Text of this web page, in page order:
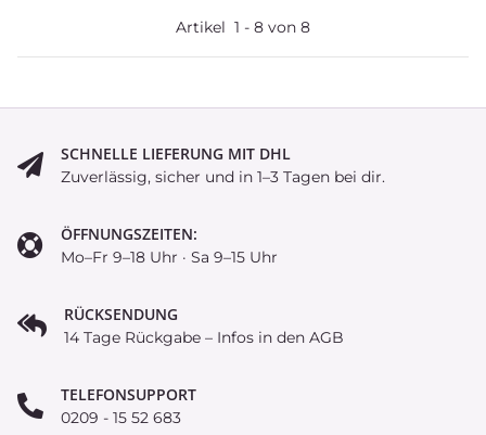
Artikel 1 - 8 von 8
SCHNELLE LIEFERUNG MIT DHL
Zuverlässig, sicher und in 1–3 Tagen bei dir.
ÖFFNUNGSZEITEN:
Mo–Fr 9–18 Uhr · Sa 9–15 Uhr
RÜCKSENDUNG
14 Tage Rückgabe – Infos in den AGB
TELEFONSUPPORT
0209 - 15 52 683